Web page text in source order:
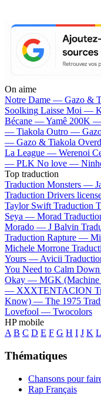
On aime
Notre Dame — Gazo &
Soolking Laisse Moi —
Bécane —Yamê 200K
— Tiakola Outro —
— Gazo & Tiakola
La League — Werenoi
— PLK No love —
Top traduction
Traduction Monsters —
Traduction Drivers
Taylor Swift Traduction
Seya — Morad
Morado — J Balvin
Traduction Rapture —
Michele Morrone
Yours — Avicii
You Need to Calm
Okay — MGK
— XXXTENTACION
Know) — The 1975
Lovefool — Twocolors
HP mobile
A B C D E F G H I J K L
Thématiques
Chansons pour
Rap Français